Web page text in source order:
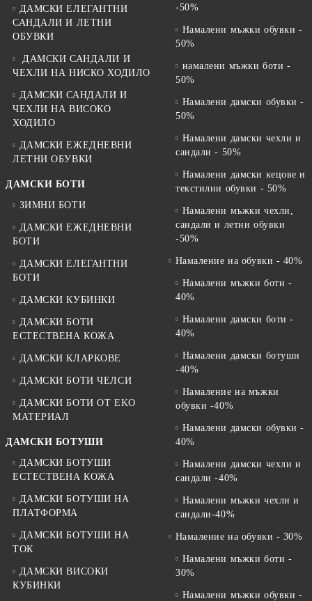
ДАМСКИ ЕЛЕГАНТНИ
САНДАЛИ И ЛЕТНИ
ОБУВКИ
ДАМСКИ САНДАЛИ И
ЧЕХЛИ НА НИСКО ХОДИЛО
ДАМСКИ САНДАЛИ И
ЧЕХЛИ НА ВИСОКО
ХОДИЛО
ДАМСКИ ЕЖЕДНЕВНИ
ЛЕТНИ ОБУВКИ
ДАМСКИ БОТИ
ЗИМНИ БОТИ
ДАМСКИ ЕЖЕДНЕВНИ
БОТИ
ДАМСКИ ЕЛЕГАНТНИ
БОТИ
ДАМСКИ КУБИНКИ
ДАМСКИ БОТИ
ЕСТЕСТВЕНА КОЖА
ДАМСКИ КЛАРКОВЕ
ДАМСКИ БОТИ ЧЕЛСИ
ДАМСКИ БОТИ ОТ EKO
МАТЕРИАЛ
ДАМСКИ БОТУШИ
ДАМСКИ БОТУШИ
ЕСТЕСТВЕНА КОЖА
ДАМСКИ БОТУШИ НА
ПЛАТФОРМА
ДАМСКИ БОТУШИ НА
ТОК
ДАМСКИ ВИСОКИ
КУБИНКИ
-50%
Намалени мъжки обувки -
50%
намалени мъжки боти -
50%
Намалени дамски обувки -
50%
Намалени дамски чехли и
сандали - 50%
Намалени дамски кецове и
текстилни обувки - 50%
Намалени мъжки чехли,
сандали и летни обувки
-50%
Намаление на обувки - 40%
Намалени мъжки боти -
40%
Намалени дамски боти -
40%
Намалени дамски ботуши
-40%
Намаление на мъжки
обувки -40%
Намалени дамски обувки -
40%
Намалени дамски чехли и
сандали -40%
Намалени мъжки чехли и
сандали-40%
Намаление на обувки - 30%
Намалени мъжки боти -
30%
Намалени мъжки обувки -